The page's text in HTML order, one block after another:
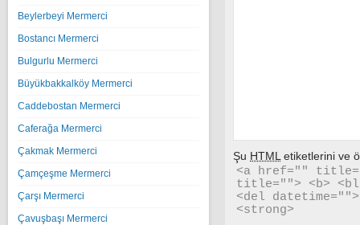
Beylerbeyi Mermerci
Bostancı Mermerci
Bulgurlu Mermerci
Büyükbakkalköy Mermerci
Caddebostan Mermerci
Caferağa Mermerci
Çakmak Mermerci
Çamçeşme Mermerci
Çarşı Mermerci
Çavuşbaşı Mermerci
Şu HTML etiketlerini ve
<a href=""
title=""> <b>
<del
<strong>